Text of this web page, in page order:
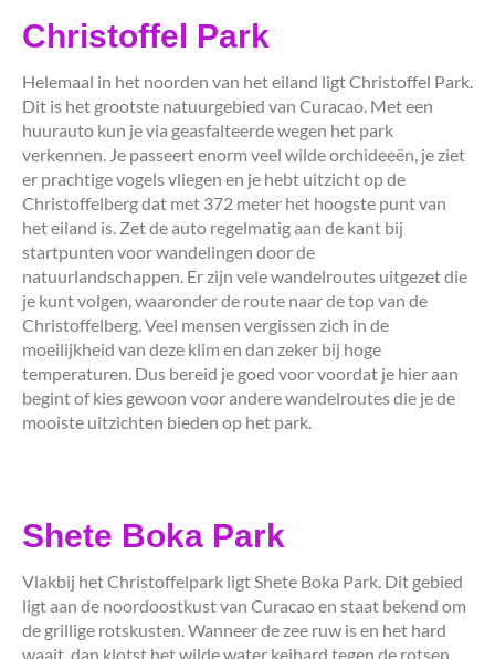
Christoffel Park
Helemaal in het noorden van het eiland ligt Christoffel Park.
Dit is het grootste natuurgebied van Curacao. Met een
huurauto kun je via geasfalteerde wegen het park
verkennen. Je passeert enorm veel wilde orchideeën, je ziet
er prachtige vogels vliegen en je hebt uitzicht op de
Christoffelberg dat met 372 meter het hoogste punt van
het eiland is. Zet de auto regelmatig aan de kant bij
startpunten voor wandelingen door de
natuurlandschappen. Er zijn vele wandelroutes uitgezet die
je kunt volgen, waaronder de route naar de top van de
Christoffelberg. Veel mensen vergissen zich in de
moeilijkheid van deze klim en dan zeker bij hoge
temperaturen. Dus bereid je goed voor voordat je hier aan
begint of kies gewoon voor andere wandelroutes die je de
mooiste uitzichten bieden op het park.
Shete Boka Park
Vlakbij het Christoffelpark ligt Shete Boka Park. Dit gebied
ligt aan de noordoostkust van Curacao en staat bekend om
de grillige rotskusten. Wanneer de zee ruw is en het hard
waait, dan klotst het wilde water keihard tegen de rotsen